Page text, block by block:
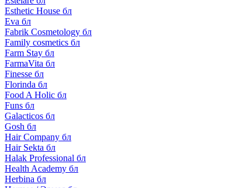
Esthetic House бл
Eva бл
Fabrik Cosmetology бл
Family cosmetics бл
Farm Stay бл
FarmaVita бл
Finesse бл
Florinda бл
Food A Holic бл
Funs бл
Galacticos бл
Gosh бл
Hair Company бл
Hair Sekta бл
Halak Professional бл
Health Academy бл
Herbina бл